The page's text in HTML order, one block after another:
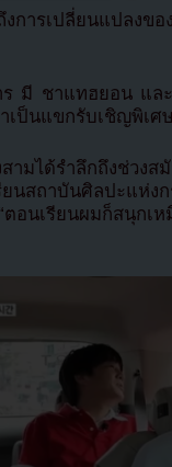
การเปลี่ยนแปลงข
ร มี ชาแทฮยอน แล
เป็นแขกรับเชิญพิเศษ
สามได้รำลึกถึงช่ว
ยนสถาบันศิลปะแห่ง
อนเรียนผมก็สนุกเ